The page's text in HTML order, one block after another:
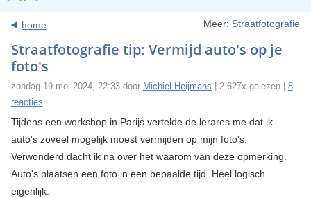
home Meer: Straatfotografie
Straatfotografie tip: Vermijd auto's op je
foto's
zondag 19 mei 2024, 22:33 door Michiel Heijmans | 2.627x gelezen | 8
reacties
Tijdens een workshop in Parijs vertelde de lerares me dat ik
auto's zoveel mogelijk moest vermijden op mijn foto's.
Verwonderd dacht ik na over het waarom van deze opmerking.
Auto's plaatsen een foto in een bepaalde tijd. Heel logisch
eigenlijk.